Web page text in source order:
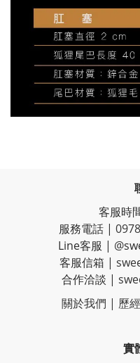
客服時
服務電話 |
Line客服 |
客服信箱 |
合作洽談 |
關於我們 | 歷經
實